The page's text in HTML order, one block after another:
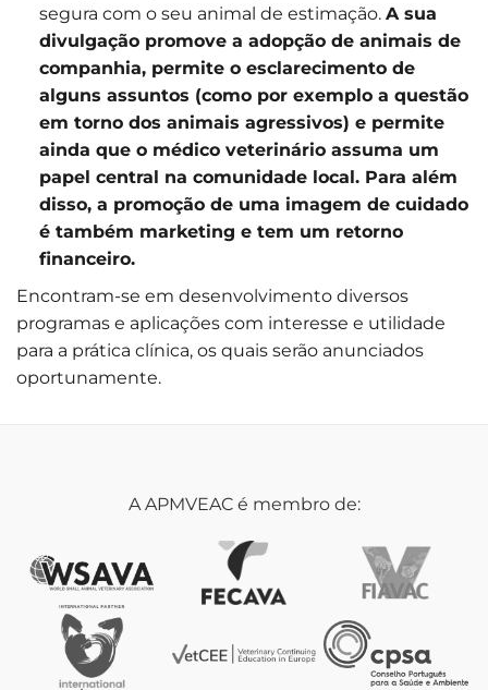
segura com o seu animal de estimação. A sua
divulgação promove a adopção de animais de
companhia, permite o esclarecimento de
alguns assuntos (como por exemplo a questão
em torno dos animais agressivos) e permite
ainda que o médico veterinário assuma um
papel central na comunidade local. Para além
disso, a promoção de uma imagem de cuidado
é também marketing e tem um retorno
financeiro.
Encontram-se em desenvolvimento diversos
programas e aplicações com interesse e utilidade
para a prática clínica, os quais serão anunciados
oportunamente.
A APMVEAC é membro de: